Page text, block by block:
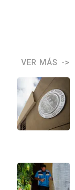
VER MÁS